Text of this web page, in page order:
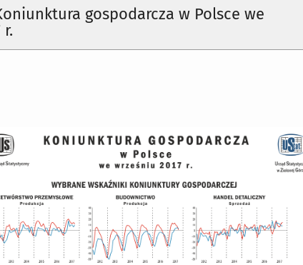
gospodarcza w Polsce we